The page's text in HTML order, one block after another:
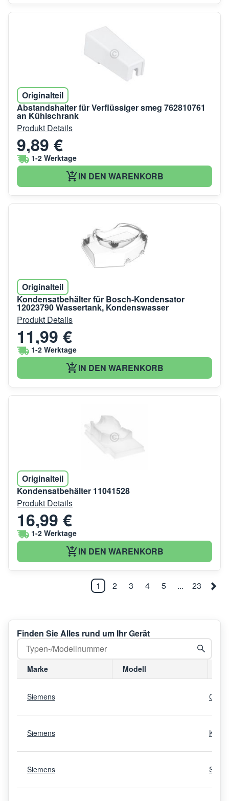
Originalteil
Abstandshalter für Verflüssiger smeg 762810761
an Kühlschrank
Produkt Details
9,89 €
1-2 Werktage
IN DEN WARENKORB
Originalteil
Kondensatbehälter für Bosch-Kondensator
12023790 Wassertank, Kondenswasser
Produkt Details
11,99 €
1-2 Werktage
IN DEN WARENKORB
Originalteil
Kondensatbehälter 11041528
Produkt Details
16,99 €
1-2 Werktage
IN DEN WARENKORB
1 2 3 4 5 ... 23
Finden Sie Alles rund um Ihr Gerät
Marke Modell
Siemens
Siemens
Siemens